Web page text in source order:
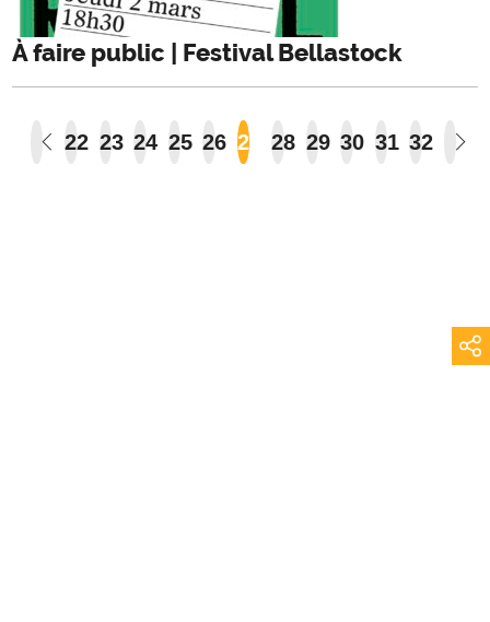
À faire public | Festival Bellastock
22 23 24 25 26 27 28 29 30 31 32